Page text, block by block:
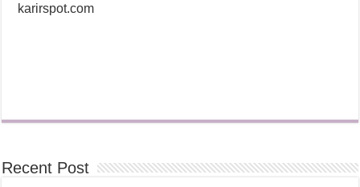
karirspot.com
Recent Post